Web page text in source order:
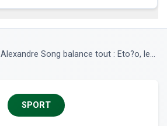
Alexandre Song balance tout : Eto?o, le...
SPORT